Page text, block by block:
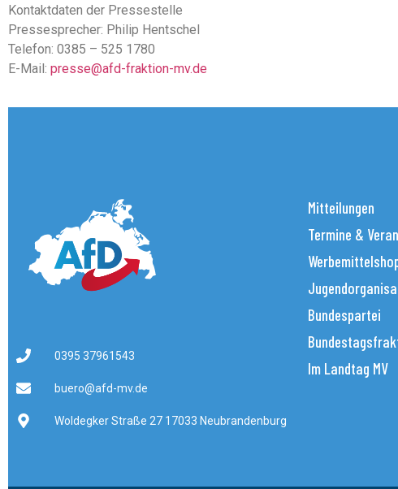
Kontaktdaten der Pressestelle
Pressesprecher: Philip Hentschel
Telefon: 0385 – 525 1780
E-Mail: presse@afd-fraktion-mv.de
0395 37961543
buero@afd-mv.de
Woldegker Straße 27 17033 Neubrandenburg
Mitteilungen
Termine &
Bundespartei
Im Landtag MV